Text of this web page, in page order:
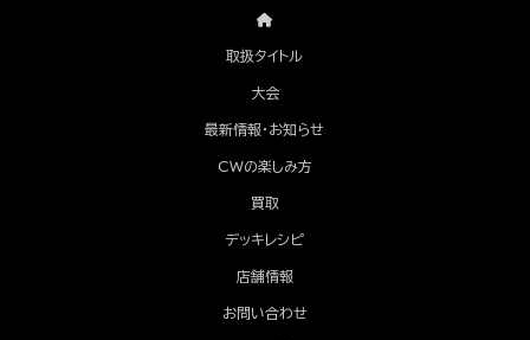
取扱タイトル
大会
最新情報・お知らせ
CWの楽しみ方
買取
デッキレシピ
店舗情報
お問い合わせ